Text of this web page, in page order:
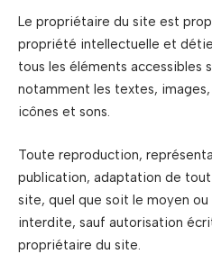
Le propriétaire du site est
propriété intellectuelle et
tous les éléments accessibles
notamment les textes,
icônes et sons.
Toute reproduction,
publication, adaptation de
site, quel que soit le moyen
interdite, sauf autorisation
propriétaire du site.